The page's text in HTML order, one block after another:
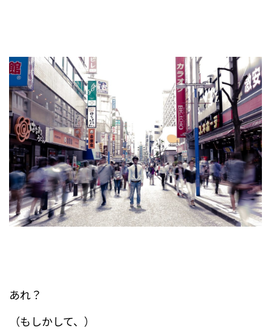
あれ？
（もしかして、）